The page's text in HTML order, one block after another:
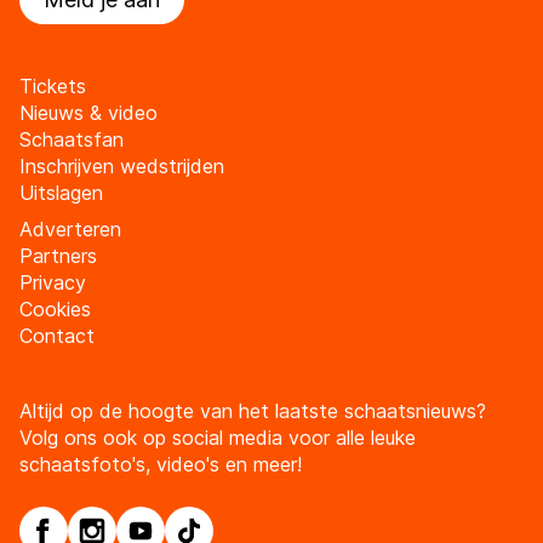
Tickets
Nieuws & video
Schaatsfan
Inschrijven wedstrijden
Uitslagen
Adverteren
Partners
Privacy
Cookies
Contact
Altijd op de hoogte van het laatste schaatsnieuws?
Volg ons ook op social media voor alle leuke
schaatsfoto's, video's en meer!